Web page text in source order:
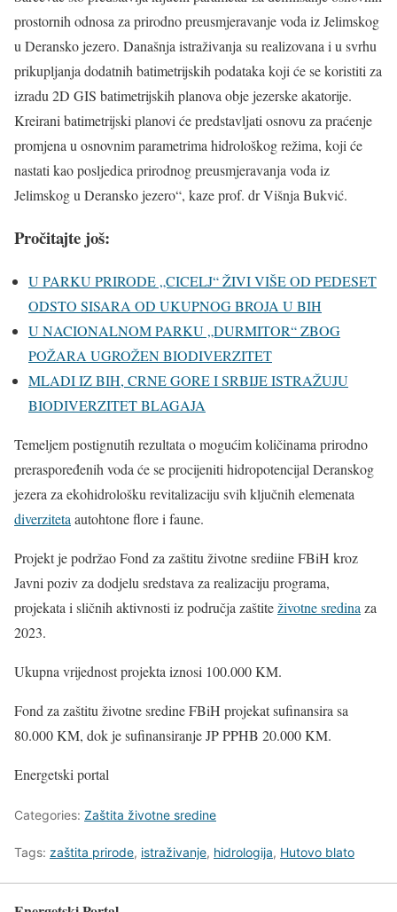
prostornih odnosa za prirodno preusmjeravanje voda iz Jelimskog
u Deransko jezero. Današnja istraživanja su realizovana i u svrhu
prikupljanja dodatnih batimetrijskih podataka koji će se koristiti za
izradu 2D GIS batimetrijskih planova obje jezerske akatorije.
Kreirani batimetrijski planovi će predstavljati osnovu za praćenje
promjena u osnovnim parametrima hidrološkog režima, koji će
nastati kao posljedica prirodnog preusmjeravanja voda iz
Jelimskog u Deransko jezero“, kaze prof. dr Višnja Bukvić.
Pročitajte još:
U PARKU PRIRODE „CICELJ“ ŽIVI VIŠE OD PEDESET
ODSTO SISARA OD UKUPNOG BROJA U BIH
U NACIONALNOM PARKU „DURMITOR“ ZBOG
POŽARA UGROŽEN BIODIVERZITET
MLADI IZ BIH, CRNE GORE I SRBIJE ISTRAŽUJU
BIODIVERZITET BLAGAJA
Temeljem postignutih rezultata o mogućim količinama prirodno
preraspoređenih voda će se procijeniti hidropotencijal Deranskog
jezera za ekohidrološku revitalizaciju svih ključnih elemenata
diverziteta autohtone flore i faune.
Projekt je podržao Fond za zaštitu životne srediine FBiH kroz
Javni poziv za dodjelu sredstava za realizaciju programa,
projekata i sličnih aktivnosti iz područja zaštiteživotne sredina za
2023.
Ukupna vrijednost projekta iznosi 100.000 KM.
Fond za zaštitu životne sredine FBiH projekat sufinansira sa
80.000 KM, dok je sufinansiranje JP PPHB 20.000 KM.
Energetski portal
Categories: Zaštita životne sredine
Tags: zaštita prirode, istraživanje, hidrologija, Hutovo blato